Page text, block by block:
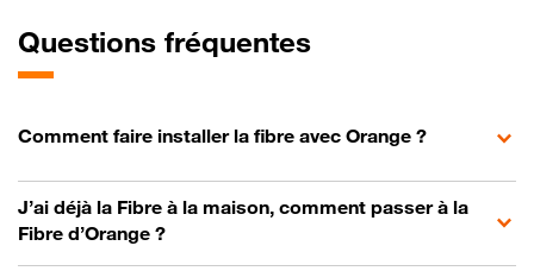
Questions fréquentes
Comment faire installer la fibre avec Orange ?
J’ai déjà la Fibre à la maison, comment passer à la
Fibre d’Orange ?